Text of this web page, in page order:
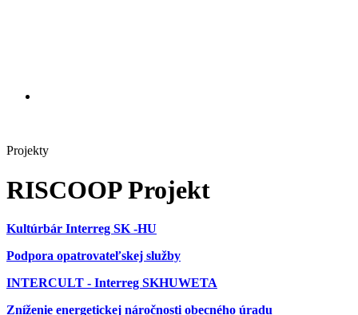
Projekty
RISCOOP Projekt
Kultúrbár Interreg SK -HU
Podpora opatrovateľskej služby
INTERCULT - Interreg SKHUWETA
Zníženie energetickej náročnosti obecného úradu